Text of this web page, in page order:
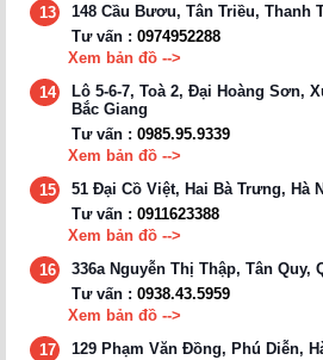
13
148 Cầu Bươu, Tân Triều, Thanh
Tư vấn : 0974952288
Xem bản đồ -->
14
Lô 5-6-7, Toà 2, Đại Hoàng Sơn,
Bắc Giang
Tư vấn : 0985.95.9339
Xem bản đồ -->
15
51 Đại Cồ Việt, Hai Bà Trưng, Hà
Tư vấn : 0911623388
Xem bản đồ -->
16
336a Nguyễn Thị Thập, Tân Quy,
Tư vấn : 0938.43.5959
Xem bản đồ -->
17
129 Phạm Văn Đồng, Phú Diễn,